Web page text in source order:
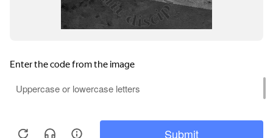
E-mail рассылка
любой информации запрещено.